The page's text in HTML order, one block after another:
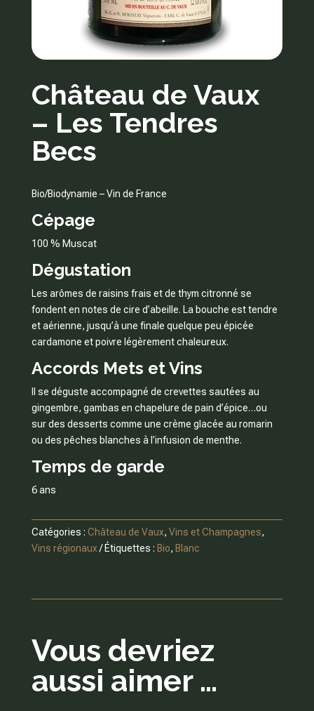
Château de Vaux
– Les Tendres
Becs
Bio/Biodynamie – Vin de France
Cépage
100 % Muscat
Dégustation
Les arômes de raisins frais et de thym citronné se
fondent en notes de cire d’abeille. La bouche est tendre
et aérienne, jusqu’à une finale quelque peu épicée
cardamone et poivre légèrement chaleureux.
Accords Mets et Vins
Il se déguste accompagné de crevettes sautées au
gingembre, gambas en chapelure de pain d’épice…ou
sur des desserts comme une crème glacée au romarin
ou des pêches blanches à l’infusion de menthe.
Temps de garde
6 ans
Catégories : Château de Vaux, Vins et Champagnes,
Vins régionaux
Étiquettes : Bio, Blanc
Vous devriez
aussi aimer …